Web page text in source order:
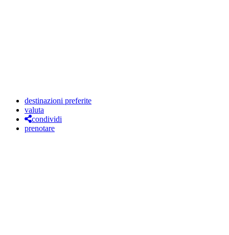
destinazioni preferite
valuta
condividi
prenotare